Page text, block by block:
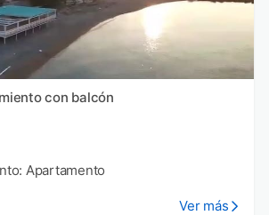
con balcón
Apartamento
Ver más